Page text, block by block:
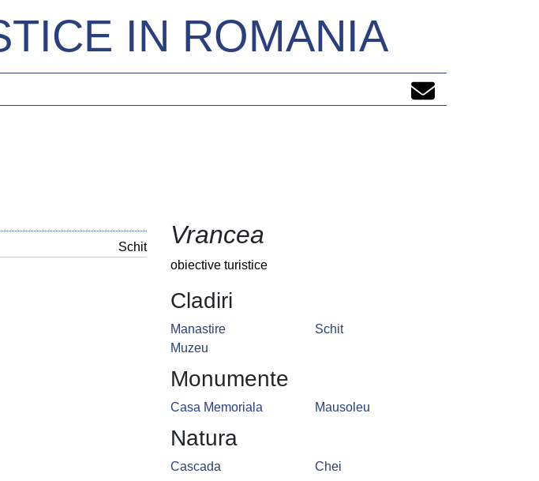
IN ROMANIA
Schit
Vrancea
obiective turistice
Cladiri
Manastire
Muzeu
Schit
Monumente
Casa Memoriala Mausoleu
Natura
Cascada Chei